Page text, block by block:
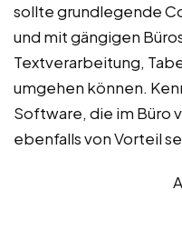
sollte grundlegende
und mit gängigen
Textverarbeitung,
umgehen können.
Software, die im Büro
ebenfalls von Vorteil